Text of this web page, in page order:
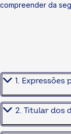
compreender da
1.
2. Titular dos